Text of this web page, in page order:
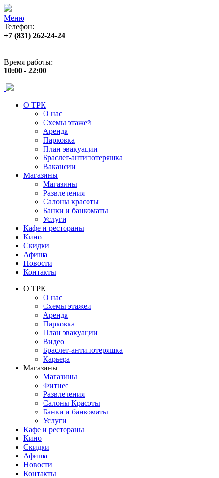
Меню
Телефон:
+7 (831) 262-24-24
Время работы:
10:00 - 22:00
О ТРК
О нас
Схемы этажей
Аренда
Парковка
План эвакуации
Браслет-антипотеряшка
Вакансии
Магазины
Магазины
Развлечения
Салоны красоты
Банки и банкоматы
Услуги
Кафе и рестораны
Кино
Скидки
Афиша
Новости
Контакты
О ТРК
О нас
Схемы этажей
Аренда
Парковка
План эвакуации
Видео
Браслет-антипотеряшка
Карьера
Магазины
Магазины
Фитнес
Развлечения
Салоны Красоты
Банки и банкоматы
Услуги
Кафе и рестораны
Кино
Скидки
Афиша
Новости
Контакты